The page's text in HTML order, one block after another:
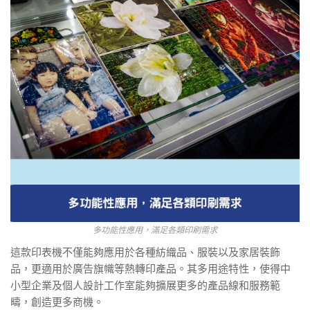
多功能性應用，滿足各類印刷需求
這款印表機不僅能夠應用於各種紡織品、服裝以及家居裝飾
品，更適用於廣告旗幟等熱轉印產品。其多用途特性，使得中
小型企業及個人設計工作室能夠擴展更多的產品線和服務範
疇，創造更多商機。